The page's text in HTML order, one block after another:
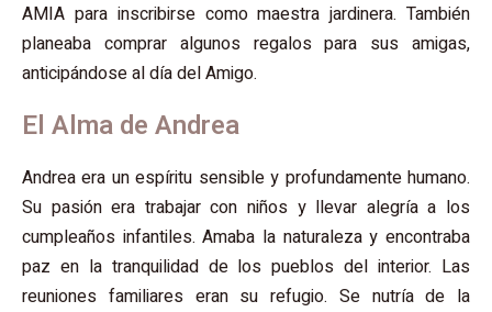
AMIA para inscribirse como maestra jardinera. También
planeaba comprar algunos regalos para sus amigas,
anticipándose al día del Amigo.
El Alma de Andrea
Andrea era un espíritu sensible y profundamente humano.
Su pasión era trabajar con niños y llevar alegría a los
cumpleaños infantiles. Amaba la naturaleza y encontraba
paz en la tranquilidad de los pueblos del interior. Las
reuniones familiares eran su refugio. Se nutría de la